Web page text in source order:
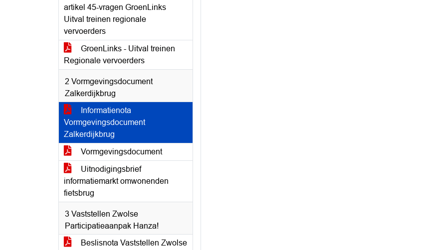
artikel 45-vragen GroenLinks
Uitval treinen regionale
vervoerders
GroenLinks - Uitval treinen
Regionale vervoerders
2 Vormgevingsdocument
Zalkerdijkbrug
Informatienota
Vormgevingsdocument
Zalkerdijkbrug
Vormgevingsdocument
Uitnodigingsbrief
informatiemarkt omwonenden
fietsbrug
3 Vaststellen Zwolse
Participatieaanpak Hanza!
Beslisnota Vaststellen Zwolse